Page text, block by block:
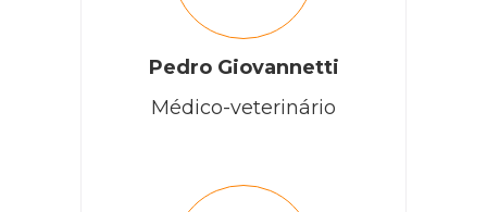
Pedro Giovannetti
Médico-veterinário